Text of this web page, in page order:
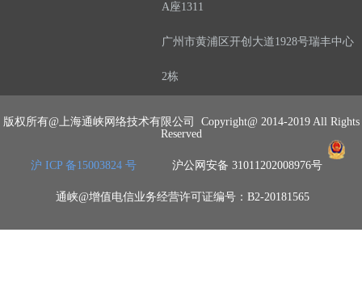
A座1311
广州市黄浦区开创大道1928号瑞丰中心
2栋
版权所有@上海通峡网络技术有限公司 Copyright@ 2014-2019 All Rights
Reserved
沪 ICP 备15003824 号沪公网安备 31011202008976号
通峡@增值电信业务经营许可证编号：B2-20181565